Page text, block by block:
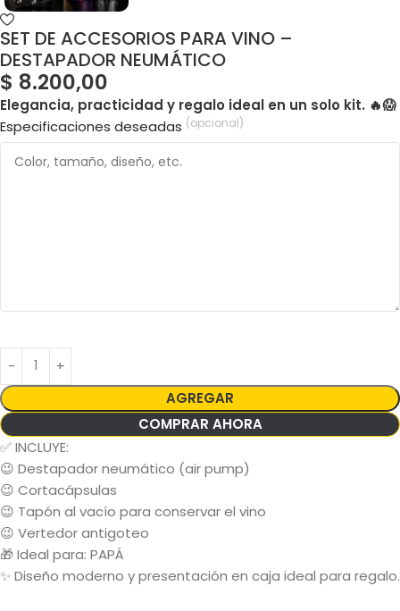
SET DE ACCESORIOS PARA VINO –
DESTAPADOR NEUMÁTICO
$ 8.200,00
Elegancia, practicidad y regalo ideal en un solo kit. 🔥😱
Especificaciones deseadas (opcional)
AGREGAR
COMPRAR AHORA
✅ INCLUYE:
😉 Destapador neumático (air pump)
😉 Cortacápsulas
😉 Tapón al vacío para conservar el vino
😉 Vertedor antigoteo
🎁 Ideal para: PAPÁ
✨ Diseño moderno y presentación en caja ideal para regalo.